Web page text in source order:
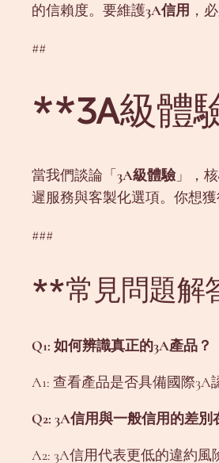
的信賴度。要維護3A信用 ，
##
**3A級體
當我們談論「 3A級體驗」，
遲服務與客製化選項。你想
###
**常見問題解
Q1: 如何辨識真正的3A產品？
A1: 查看產品是否具備國際
Q2: 3A信用與一般信用的差別
A2: 3A信用代表更低的違約